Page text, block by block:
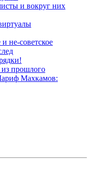
и вокруг них
не-советское
прошлого
Махкамов: